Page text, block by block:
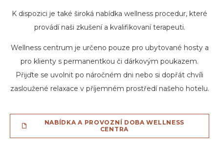
K dispozici je také široká nabídka wellness procedur, které
provádí naši zkušení a kvalifikovaní terapeuti.
Wellness centrum je určeno pouze pro ubytované hosty a
pro klienty s permanentkou či dárkovým poukazem.
Přijďte se uvolnit po náročném dni nebo si dopřát chvíli
zasloužené relaxace v příjemném prostředí našeho hotelu.
NABÍDKA A PROVOZNÍ DOBA WELLNESS
CENTRA